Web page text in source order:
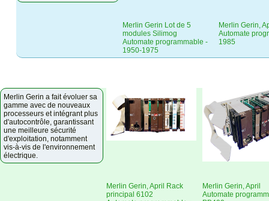
Merlin Gerin Lot de 5
modules Silimog
Automate programmable -
1950-1975
Merlin Gerin,
Automate
1985
Merlin Gerin a fait évoluer sa
gamme avec de nouveaux
processeurs et intégrant plus
d'autocontrôle, garantissant
une meilleure sécurité
d'exploitation, notamment
vis-à-vis de l'environnement
électrique.
Merlin Gerin, April Rack
principal 6102
Merlin Gerin, April
Automate